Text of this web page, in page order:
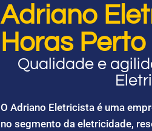
Adriano
Horas
Qualidade e
O Adriano Eletricista é uma
no segmento da eletricidade,